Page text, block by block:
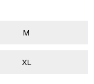
M
XL